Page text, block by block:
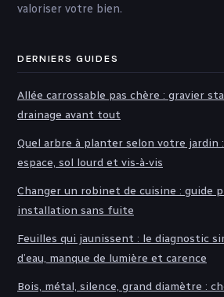
valoriser votre bien.
DERNIERS GUIDES
Allée carrossable pas chère : gravier
drainage avant tout
Quel arbre à planter selon votre jardin
espace, sol lourd et vis-à-vis
Changer un robinet de cuisine : guide
installation sans fuite
Feuilles qui jaunissent : le diagnostic
d’eau, manque de lumière et carence
Bois, métal, silence, grand diamètre :